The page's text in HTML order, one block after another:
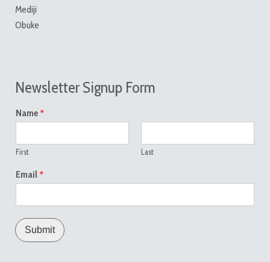
Mediji
Obuke
Newsletter Signup Form
Name *
First Last
Email *
Submit